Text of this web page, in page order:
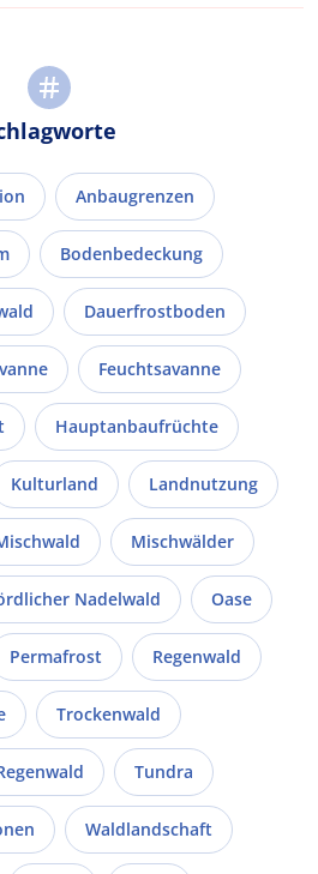
Anbaugrenzen
Bodenbedeckung
Dauerfrostboden
Feuchtsavanne
Hauptanbaufrüchte
Kulturland Landnutzung
Mischwälder
Nadelwald Oase
Permafrost Regenwald
Trockenwald
Tundra
Waldlandschaft